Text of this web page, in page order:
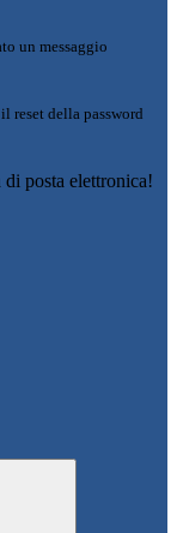
un messaggio
reset della password
posta elettronica!